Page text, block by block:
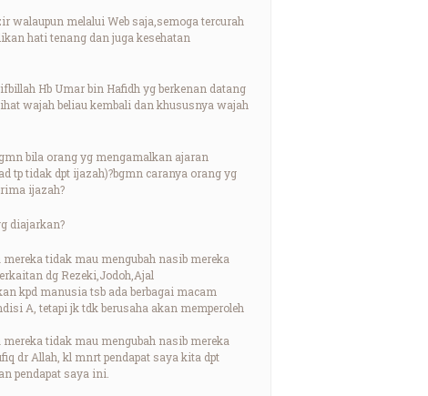
walaupun melalui Web saja,semoga tercurah
hati tenang dan juga kesehatan
Hb Umar bin Hafidh yg berkenan datang
wajah beliau kembali dan khususnya wajah
bila orang yg mengamalkan ajaran
tp tidak dpt ijazah)?bgmn caranya orang yg
ijazah?
diajarkan?
tidak mau mengubah nasib mereka
dg Rezeki,Jodoh,Ajal
kpd manusia tsb ada berbagai macam
A, tetapi jk tdk berusaha akan memperoleh
tidak mau mengubah nasib mereka
dr Allah, kl mnrt pendapat saya kita dpt
pendapat saya ini.